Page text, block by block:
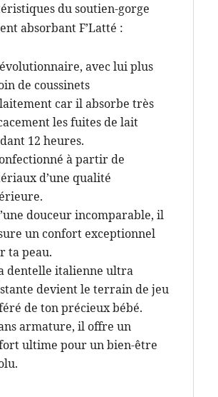
du soutien-gorge
absorbant F’Latté :
avec lui plus
de coussinets
car il absorbe très
les fuites de lait
12 heures.
à partir de
d’une qualité
douceur incomparable, il
un confort exceptionnel
ta peau.
dentelle italienne ultra
devient le terrain de jeu
de ton précieux bébé.
armature, il offre un
ultime pour un bien-être